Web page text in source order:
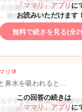
「ママリ」アプリ に
お読みいただけます！
無料で続きを見る(全2
リ🔰
鼻水を吸われると…
この回答の続きは
「ママリ」アプリ に